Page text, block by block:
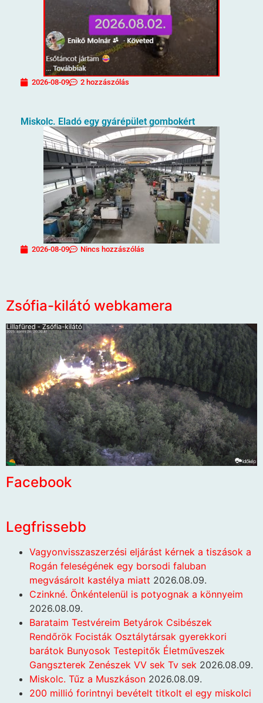
2026-08-09 2 hozzászólás
Miskolc. Eladó egy gyárépület gombokért
2026-08-09 Nincs hozzászólás
Zsófia-kilátó webkamera
Facebook
Legfrissebb
Vagyonvisszaszerzési eljárást kérnek a tiszások a
Rogán feleségének egy borsodi faluban
megvásárolt kastélya miatt 2026.08.09.
Czinkné. Önkéntelenül is potyognak a könnyeim
2026.08.09.
Barataim Testvéreim Betyárok Csibészek
Rendőrök Focisták Osztálytársak gyerekkori
barátok Bunyosok Testepitők Életműveszek
Gangszterek Zenészek VV sek Tv sek 2026.08.09.
Miskolc. Tűz a Muszkáson 2026.08.09.
200 millió forintnyi bevételt titkolt el egy miskolci